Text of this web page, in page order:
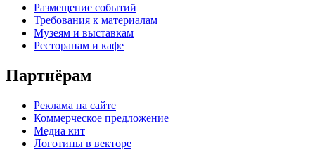
Размещение событий
Требования к материалам
Музеям и выставкам
Ресторанам и кафе
Партнёрам
Реклама на сайте
Коммерческое предложение
Медиа кит
Логотипы в векторе